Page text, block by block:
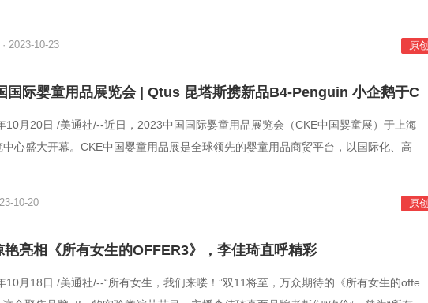
2023-10-23 原创
国际婴童用品展览会 | Qtus 昆塔斯携新品B4-Penguin 小企鹅于C
10月20日 /美通社/--近日，2023中国国际婴童用品展览会（CKE中国婴童展）于上海
中心盛大开幕。CKE中国婴童用品展是全球领先的婴童用品商贸平台，以国际化、高
10-20 原创
艳亮相《所有女生的OFFER3》，李佳琦直呼精彩
10月18日 /美通社/--“所有女生，我们来喽！”双11将至，万众期待的《所有女生的offe